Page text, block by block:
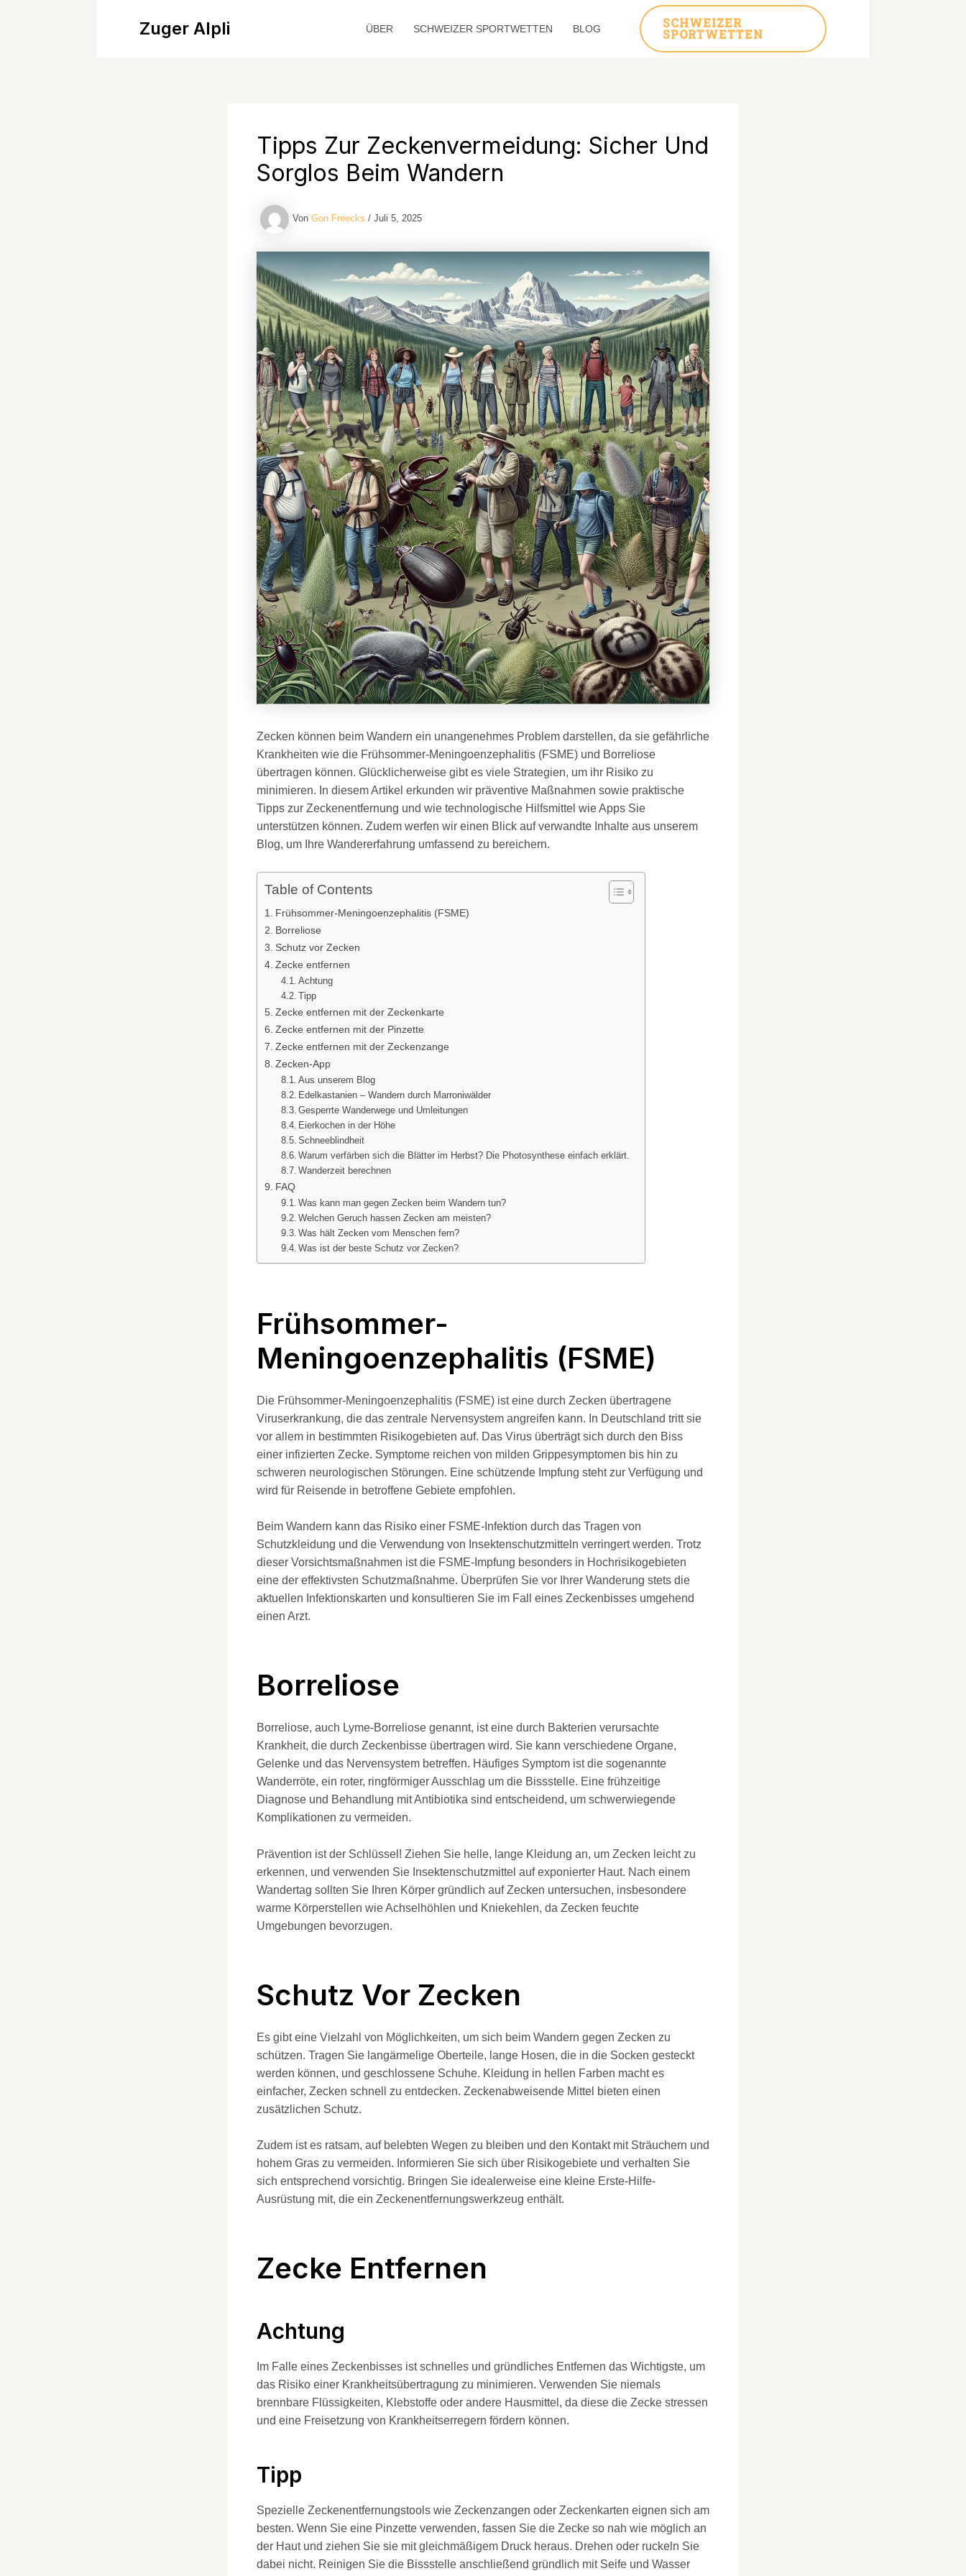
Zuger Alpli ÜBER SCHWEIZER SPORTWETTEN BLOG SCHWEIZER
SPORTWETTEN
Tipps Zur Zeckenvermeidung: Sicher Und
Sorglos Beim Wandern
Von Gon Freecks / Juli 5, 2025
Zecken können beim Wandern ein unangenehmes Problem darstellen, da sie gefährliche
Krankheiten wie die Frühsommer-Meningoenzephalitis (FSME) und Borreliose
übertragen können. Glücklicherweise gibt es viele Strategien, um ihr Risiko zu
minimieren. In diesem Artikel erkunden wir präventive Maßnahmen sowie praktische
Tipps zur Zeckenentfernung und wie technologische Hilfsmittel wie Apps Sie
unterstützen können. Zudem werfen wir einen Blick auf verwandte Inhalte aus unserem
Blog, um Ihre Wandererfahrung umfassend zu bereichern.
Table of Contents
Frühsommer-Meningoenzephalitis (FSME)
Borreliose
Schutz vor Zecken
Zecke entfernen
Achtung
Tipp
Zecke entfernen mit der Zeckenkarte
Zecke entfernen mit der Pinzette
Zecke entfernen mit der Zeckenzange
Zecken-App
Aus unserem Blog
Edelkastanien – Wandern durch Marroniwälder
Gesperrte Wanderwege und Umleitungen
Eierkochen in der Höhe
Schneeblindheit
Warum verfärben sich die Blätter im Herbst? Die Photosynthese einfach erklärt.
Wanderzeit berechnen
FAQ
Was kann man gegen Zecken beim Wandern tun?
Welchen Geruch hassen Zecken am meisten?
Was hält Zecken vom Menschen fern?
Was ist der beste Schutz vor Zecken?
Frühsommer-
Meningoenzephalitis (FSME)
Die Frühsommer-Meningoenzephalitis (FSME) ist eine durch Zecken übertragene
Viruserkrankung, die das zentrale Nervensystem angreifen kann. In Deutschland tritt sie
vor allem in bestimmten Risikogebieten auf. Das Virus überträgt sich durch den Biss
einer infizierten Zecke. Symptome reichen von milden Grippesymptomen bis hin zu
schweren neurologischen Störungen. Eine schützende Impfung steht zur Verfügung und
wird für Reisende in betroffene Gebiete empfohlen.
Beim Wandern kann das Risiko einer FSME-Infektion durch das Tragen von
Schutzkleidung und die Verwendung von Insektenschutzmitteln verringert werden. Trotz
dieser Vorsichtsmaßnahmen ist die FSME-Impfung besonders in Hochrisikogebieten
eine der effektivsten Schutzmaßnahme. Überprüfen Sie vor Ihrer Wanderung stets die
aktuellen Infektionskarten und konsultieren Sie im Fall eines Zeckenbisses umgehend
einen Arzt.
Borreliose
Borreliose, auch Lyme-Borreliose genannt, ist eine durch Bakterien verursachte
Krankheit, die durch Zeckenbisse übertragen wird. Sie kann verschiedene Organe,
Gelenke und das Nervensystem betreffen. Häufiges Symptom ist die sogenannte
Wanderröte, ein roter, ringförmiger Ausschlag um die Bissstelle. Eine frühzeitige
Diagnose und Behandlung mit Antibiotika sind entscheidend, um schwerwiegende
Komplikationen zu vermeiden.
Prävention ist der Schlüssel! Ziehen Sie helle, lange Kleidung an, um Zecken leicht zu
erkennen, und verwenden Sie Insektenschutzmittel auf exponierter Haut. Nach einem
Wandertag sollten Sie Ihren Körper gründlich auf Zecken untersuchen, insbesondere
warme Körperstellen wie Achselhöhlen und Kniekehlen, da Zecken feuchte
Umgebungen bevorzugen.
Schutz Vor Zecken
Es gibt eine Vielzahl von Möglichkeiten, um sich beim Wandern gegen Zecken zu
schützen. Tragen Sie langärmelige Oberteile, lange Hosen, die in die Socken gesteckt
werden können, und geschlossene Schuhe. Kleidung in hellen Farben macht es
einfacher, Zecken schnell zu entdecken. Zeckenabweisende Mittel bieten einen
zusätzlichen Schutz.
Zudem ist es ratsam, auf belebten Wegen zu bleiben und den Kontakt mit Sträuchern und
hohem Gras zu vermeiden. Informieren Sie sich über Risikogebiete und verhalten Sie
sich entsprechend vorsichtig. Bringen Sie idealerweise eine kleine Erste-Hilfe-
Ausrüstung mit, die ein Zeckenentfernungswerkzeug enthält.
Zecke Entfernen
Achtung
Im Falle eines Zeckenbisses ist schnelles und gründliches Entfernen das Wichtigste, um
das Risiko einer Krankheitsübertragung zu minimieren. Verwenden Sie niemals
brennbare Flüssigkeiten, Klebstoffe oder andere Hausmittel, da diese die Zecke stressen
und eine Freisetzung von Krankheitserregern fördern können.
Tipp
Spezielle Zeckenentfernungstools wie Zeckenzangen oder Zeckenkarten eignen sich am
besten. Wenn Sie eine Pinzette verwenden, fassen Sie die Zecke so nah wie möglich an
der Haut und ziehen Sie sie mit gleichmäßigem Druck heraus. Drehen oder ruckeln Sie
dabei nicht. Reinigen Sie die Bissstelle anschließend gründlich mit Seife und Wasser